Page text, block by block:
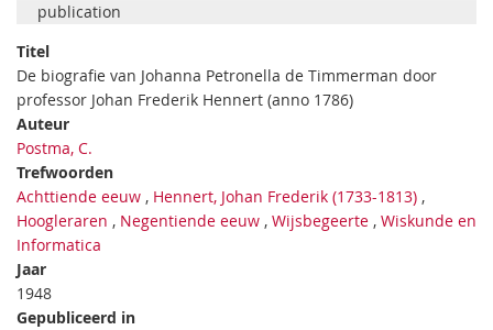
publication
Titel
De biografie van Johanna Petronella de Timmerman door
professor Johan Frederik Hennert (anno 1786)
Auteur
Postma, C.
Trefwoorden
Achttiende eeuw , Hennert, Johan Frederik (1733-1813) ,
Hoogleraren , Negentiende eeuw , Wijsbegeerte , Wiskunde en
Informatica
Jaar
1948
Gepubliceerd in